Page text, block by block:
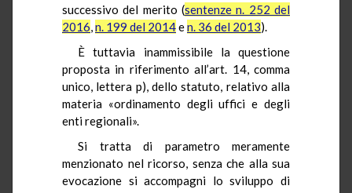
successivo del merito (sentenze n. 252 del
2016,n. 199 del 2014en. 36 del 2013).
È tuttavia inammissibile la questione
proposta in riferimento all’art. 14, comma
unico, lettera p), dello statuto, relativo alla
materia «ordinamento degli uffici e degli
enti regionali».
Si tratta di parametro meramente
menzionato nel ricorso, senza che alla sua
evocazione si accompagni lo sviluppo di